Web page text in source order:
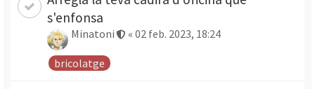
s'enfonsa
Minatoni « 02 feb. 2023, 18:24
bricolatge